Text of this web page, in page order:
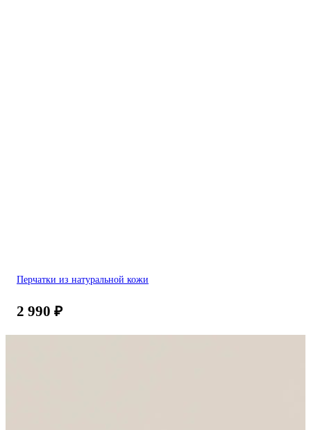
Перчатки из натуральной кожи
2 990 ₽